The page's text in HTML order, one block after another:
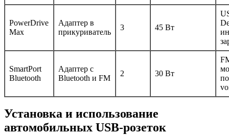
PowerDrive
Max
Адаптер в
прикуриватель
3 45 Вт
SmartPort
Bluetooth
Адаптер с
Bluetooth и FM
2 30 Вт
Установка и использование
автомобильных USB-розеток